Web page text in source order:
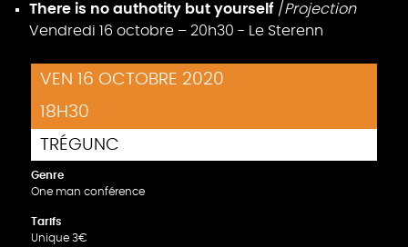
There is no authotity but yourself /Projection
Vendredi 16 octobre – 20h30 - Le Sterenn
VEN 16 OCTOBRE 2020
18H30
TRÉGUNC
Genre
One man conférence
Tarifs
Unique 3€